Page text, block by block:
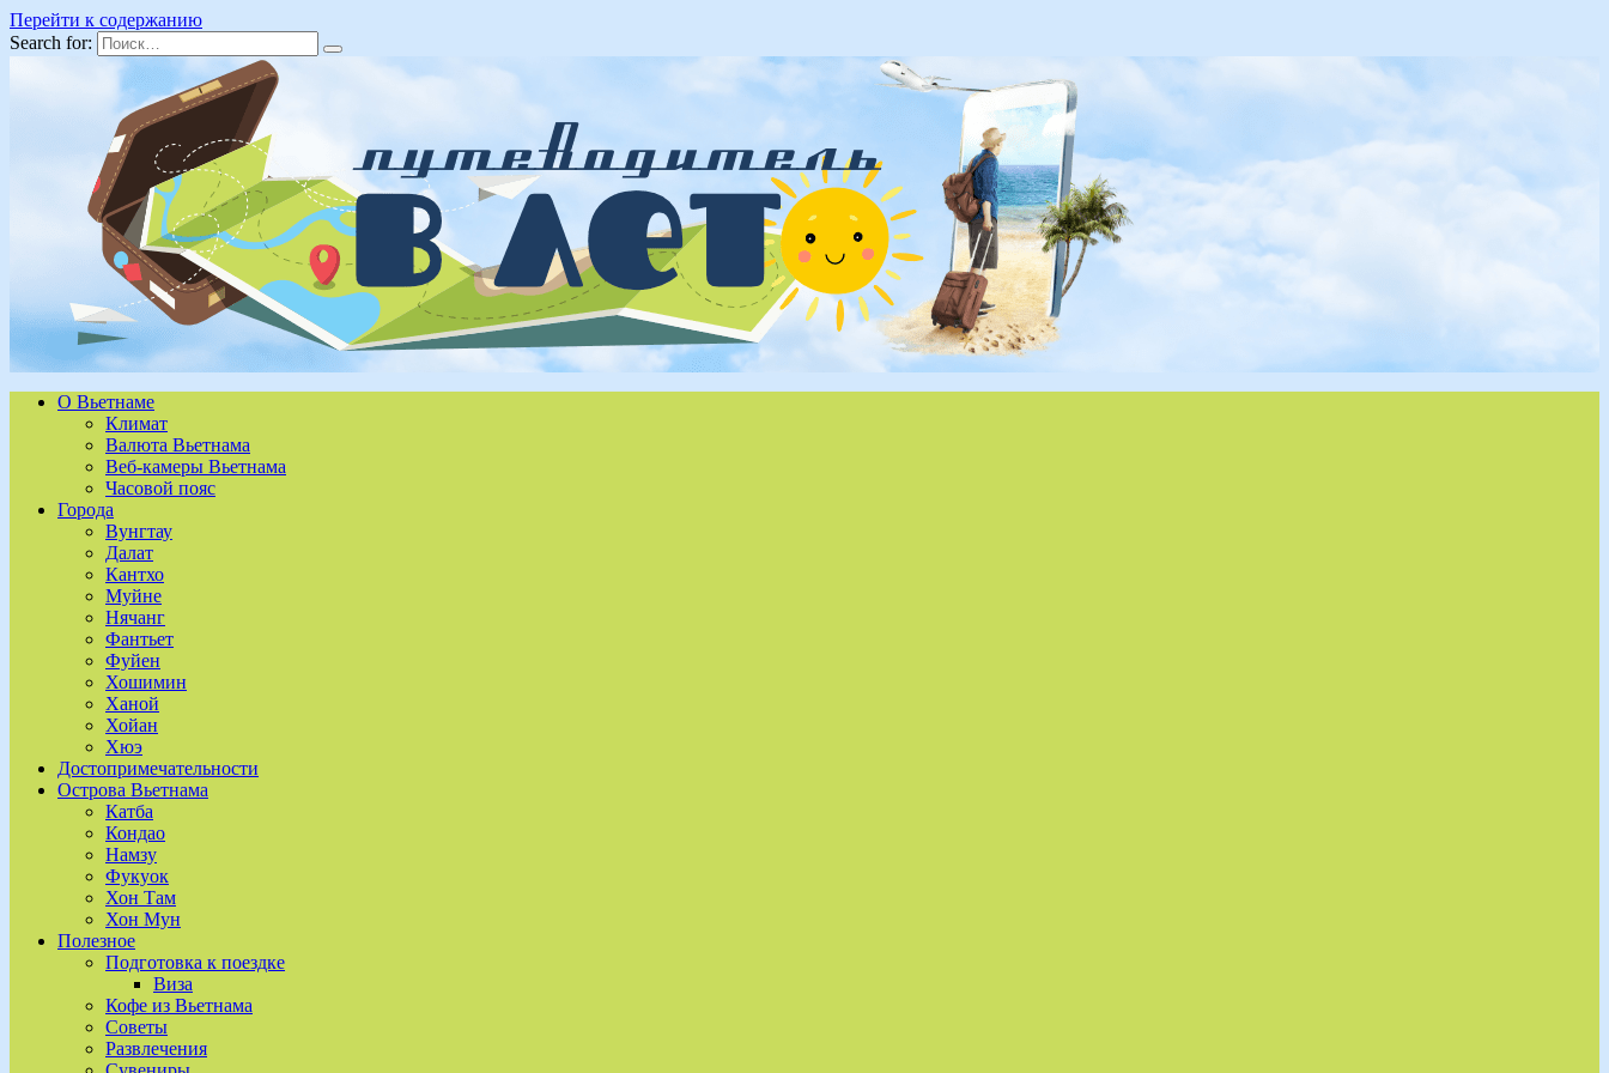
Перейти к содержанию
Search for:
О Вьетнаме
Климат
Валюта Вьетнама
Веб-камеры Вьетнама
Часовой пояс
Города
Вунгтау
Далат
Кантхо
Муйне
Нячанг
Фантьет
Фуйен
Хошимин
Ханой
Хойан
Хюэ
Достопримечательности
Острова Вьетнама
Катба
Кондао
Намзу
Фукуок
Хон Там
Хон Мун
Полезное
Подготовка к поездке
Виза
Кофе из Вьетнама
Советы
Развлечения